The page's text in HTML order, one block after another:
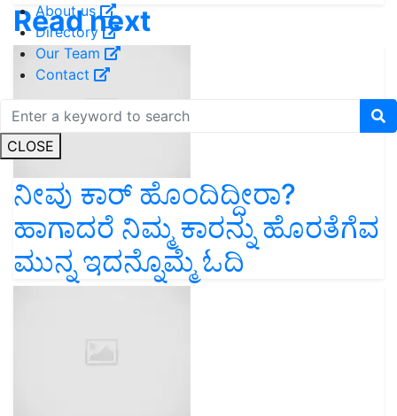
About us
Directory
Our Team
Contact
CLOSE
Read next
ನೀವು ಕಾರ್ ಹೊಂದಿದ್ದೀರಾ?
ಹಾಗಾದರೆ ನಿಮ್ಮ ಕಾರನ್ನು ಹೊರತೆಗೆವ
ಮುನ್ನ ಇದನ್ನೊಮ್ಮೆ ಓದಿ